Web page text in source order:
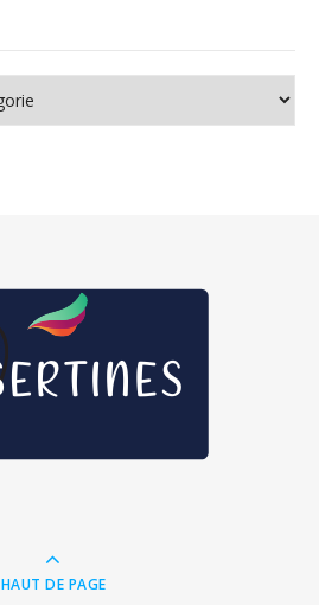
HAUT DE PAGE